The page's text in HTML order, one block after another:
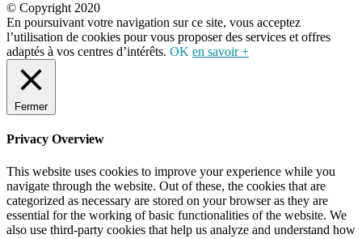
© Copyright 2020
En poursuivant votre navigation sur ce site, vous acceptez
l’utilisation de cookies pour vous proposer des services et offres
adaptés à vos centres d’intérêts. OK en savoir +
Fermer
Privacy Overview
This website uses cookies to improve your experience while you
navigate through the website. Out of these, the cookies that are
categorized as necessary are stored on your browser as they are
essential for the working of basic functionalities of the website. We
also use third-party cookies that help us analyze and understand how